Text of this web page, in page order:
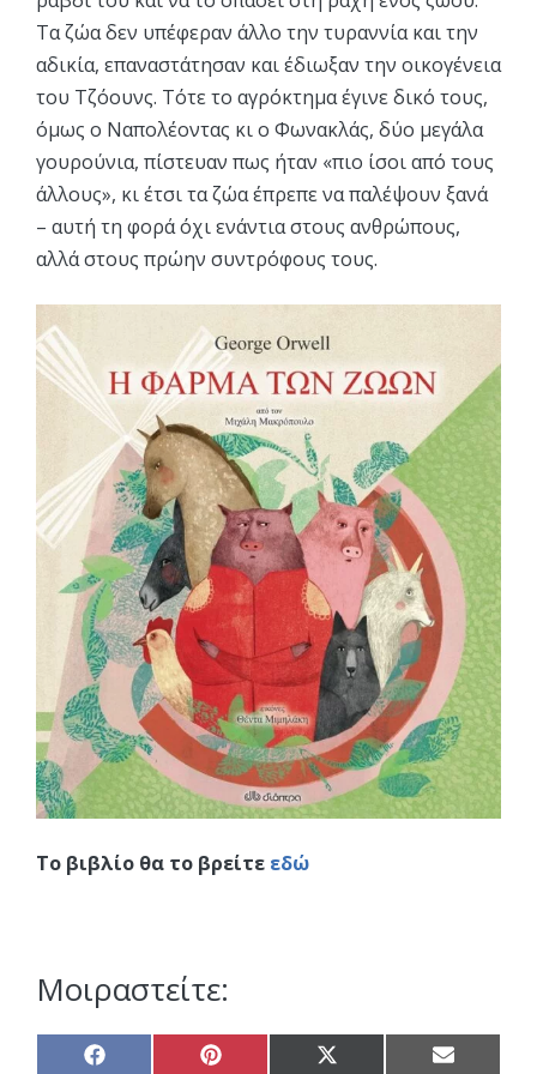
Τα ζώα δεν υπέφεραν άλλο την τυραννία και την
αδικία, επαναστάτησαν και έδιωξαν την οικογένεια
του Τζόουνς. Τότε το αγρόκτημα έγινε δικό τους,
όμως ο Ναπολέοντας κι ο Φωνακλάς, δύο μεγάλα
γουρούνια, πίστευαν πως ήταν «πιο ίσοι από τους
άλλους», κι έτσι τα ζώα έπρεπε να παλέψουν ξανά
– αυτή τη φορά όχι ενάντια στους ανθρώπους,
αλλά στους πρώην συντρόφους τους.
Το βιβλίο θα το βρείτε εδώ
Μοιραστείτε:
Share Share Share Share